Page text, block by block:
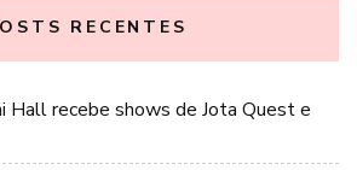
RECENTES
Hall recebe shows de Jota Quest e